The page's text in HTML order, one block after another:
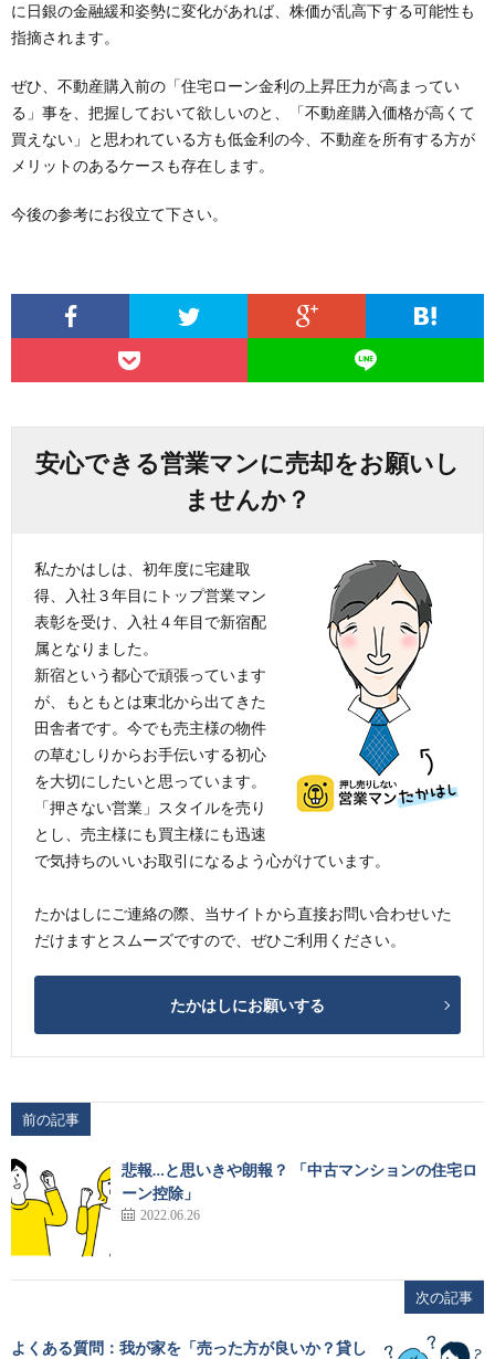
に日銀の金融緩和姿勢に変化があれば、株価が乱高下する可能性も
指摘されます。
ぜひ、不動産購入前の「住宅ローン金利の上昇圧力が高まってい
る」事を、把握しておいて欲しいのと、「不動産購入価格が高くて
買えない」と思われている方も低金利の今、不動産を所有する方が
メリットのあるケースも存在します。
今後の参考にお役立て下さい。
安心できる営業マンに売却をお願いし
ませんか？
私たかはしは、初年度に宅建取
得、入社３年目にトップ営業マン
表彰を受け、入社４年目で新宿配
属となりました。
新宿という都心で頑張っています
が、もともとは東北から出てきた
田舎者です。今でも売主様の物件
の草むしりからお手伝いする初心
を大切にしたいと思っています。
「押さない営業」スタイルを売り
とし、売主様にも買主様にも迅速
で気持ちのいいお取引になるよう心がけています。
たかはしにご連絡の際、当サイトから直接お問い合わせいた
だけますとスムーズですので、ぜひご利用ください。
たかはしにお願いする
前の記事
悲報…と思いきや朗報？ 「中古マンションの住宅ロ
ーン控除」
2022.06.26
次の記事
よくある質問：我が家を「売った方が良いか？貸し